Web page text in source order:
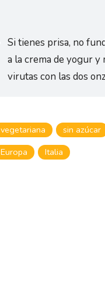
Si tienes prisa, no
a la crema de yogur y
virutas con las dos
vegetariana sin azúcar
Europa
Italia